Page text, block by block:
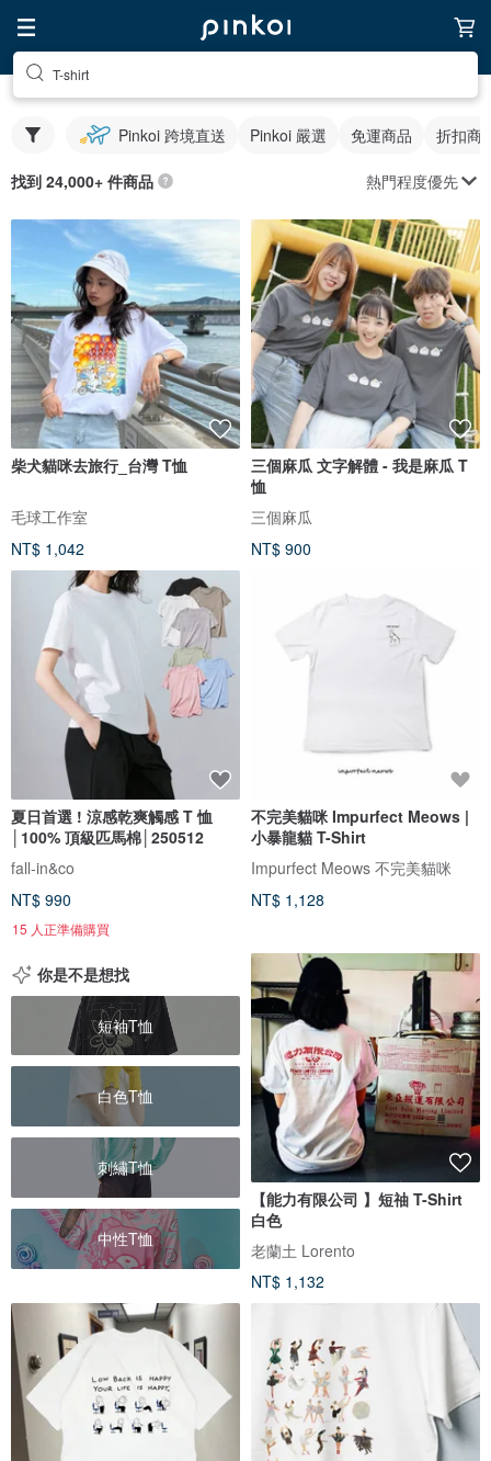
T-shirt
Pinkoi 跨境直送 Pinkoi 嚴選 免運商品 折扣商
找到 24,000+ 件商品 熱門程度優先
柴犬貓咪去旅行_台灣 T恤
毛球工作室
NT$ 1,042
三個麻瓜 文字解體 - 我是麻瓜 T
恤
三個麻瓜
NT$ 900
夏日首選 ! 涼感乾爽觸感 T 恤
│100% 頂級匹馬棉│250512
fall-in&co
NT$ 990
15 人正準備購買
不完美貓咪 Impurfect Meows |
小暴龍貓 T-Shirt
Impurfect Meows 不完美貓咪
NT$ 1,128
你是不是想找
短袖T恤
白色T恤
刺繡T恤
中性T恤
【能力有限公司 】短䄂 T-Shirt
白色
老蘭土 Lorento
NT$ 1,132